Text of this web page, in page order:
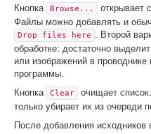
Кнопка
Browse...
открывает
Файлы можно добавлять и
Drop files here . Второй
обработке: достаточно
или изображений в
программы.
Кнопка
Clear
очищает
только убирает их из очереди
После добавления исходников